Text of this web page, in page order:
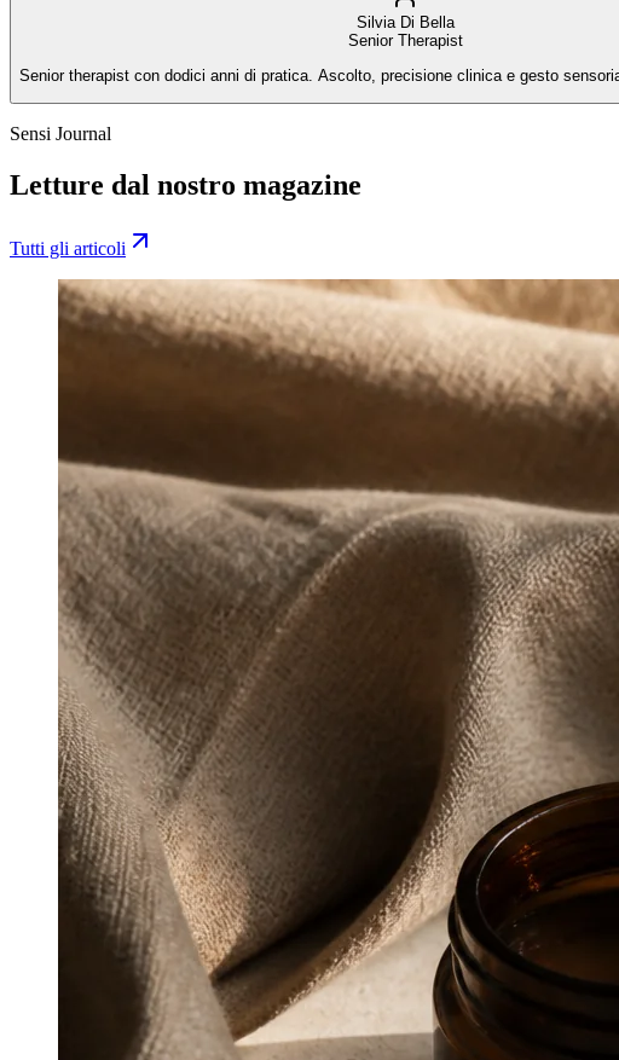
Silvia Di Bella
Senior Therapist
Senior therapist con dodici anni di pratica. Ascolto, precisione clinica e gesto
Sensi Journal
Letture dal nostro magazine
Tutti gli articoli